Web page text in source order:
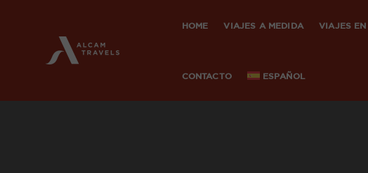
HOME VIAJES A MEDIDA VIAJES EN
CONTACTO ESPAÑOL